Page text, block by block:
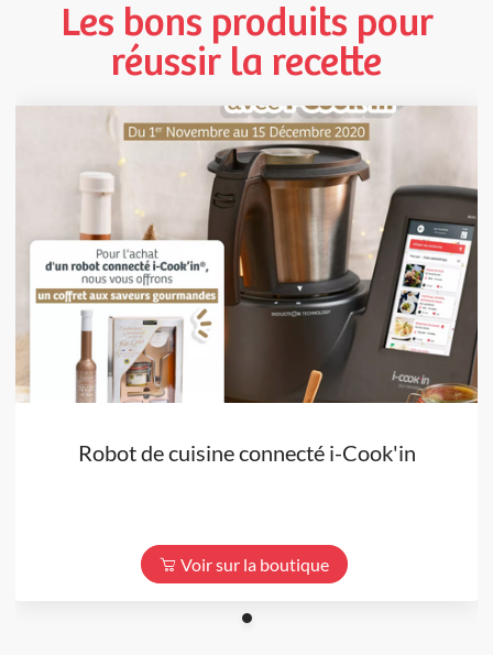
Les bons produits pour
réussir la recette
Robot de cuisine connecté i-Cook'in
Voir sur la boutique